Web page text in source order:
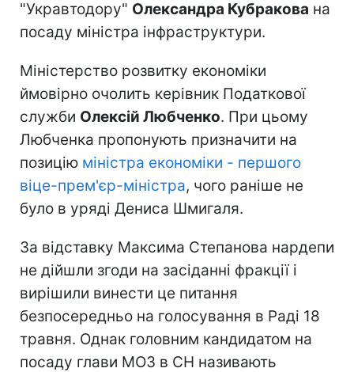
"Укравтодору" Олександра Кубракова на
посаду міністра інфраструктури.
Міністерство розвитку економіки
ймовірно очолить керівник Податкової
служби Олексій Любченко. При цьому
Любченка пропонують призначити на
позицію міністра економіки - першого
віце-прем'єр-міністра, чого раніше не
було в уряді Дениса Шмигаля.
За відставку Максима Степанова нардепи
не дійшли згоди на засіданні фракції і
вирішили винести це питання
безпосередньо на голосування в Раді 18
травня. Однак головним кандидатом на
посаду глави МОЗ в СН називають